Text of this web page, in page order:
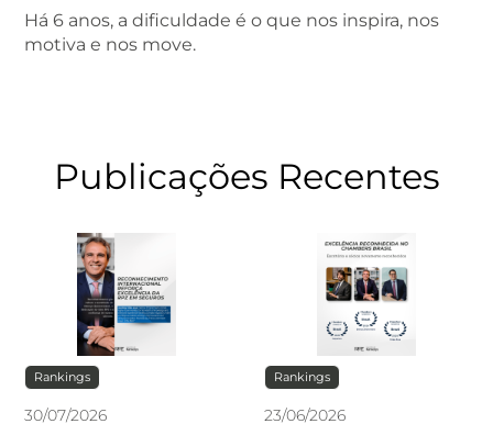
Há 6 anos, a dificuldade é o que nos inspira, nos
motiva e nos move.
Publicações Recentes
Rankings
30/07/2026
Rankings
23/06/2026